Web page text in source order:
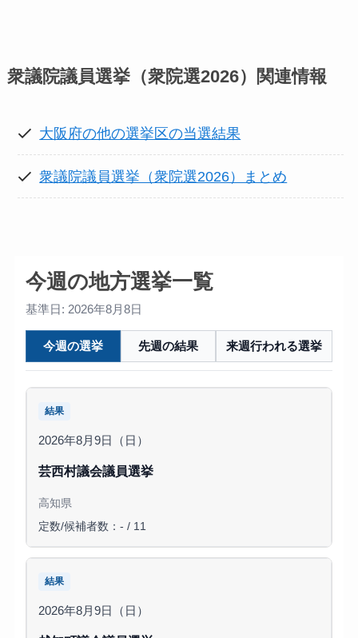
衆議院議員選挙（衆院選2026） 関連情報
大阪府の他の選挙区の当選結果
衆議院議員選挙（衆院選2026）まとめ
今週の地方選挙一覧
基準日: 2026年8月8日
今週の選挙 先週の結果 来週行われる選挙
結果
2026年8月9日（日）
芸西村議会議員選挙
高知県
定数/候補者数：- / 11
結果
2026年8月9日（日）